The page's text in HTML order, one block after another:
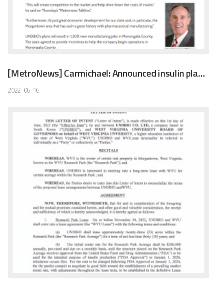
[MetroNews] Carmichael: Announced insulin plant ‘great economic development’ for West Virginia, Morgantown
2022-06-16